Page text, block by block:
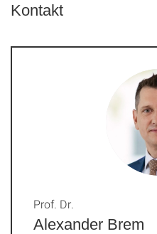
Kontakt
Alexander Brem
Prof. Dr.